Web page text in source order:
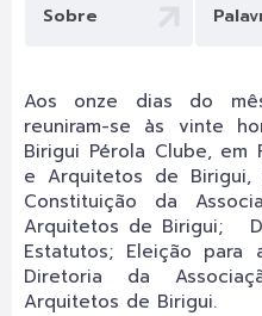
Sobre
Aos onze dias do
reuniram-se às vinte
Birigui Pérola Clube, em
e Arquitetos de Birigui,
Constituição da
Arquitetos de Birigui;
Estatutos; Eleição para
Diretoria da
Arquitetos de Birigui.